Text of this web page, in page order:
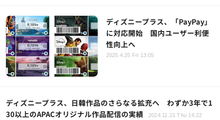
ディズニープラス、「PayPay」
に対応開始 国内ユーザー利便
性向上へ
2025.4.25 Fri 13:05
ディズニープラス、日韓作品のさらなる拡充へ わずか3年で1
30以上のAPACオリジナル作品配信の実績
2024.11.21 Thu 16:22